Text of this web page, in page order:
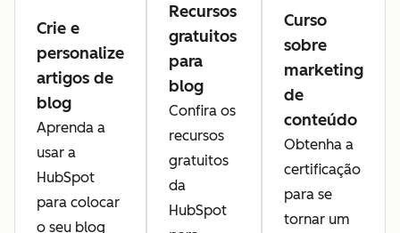
Crie e
personalize
artigos de
blog
Aprenda a
usar a
HubSpot
para colocar
o seu blog
Recursos
gratuitos
para
blog
Confira os
recursos
gratuitos
da
HubSpot
Curso
sobre
marketing
de
conteúdo
Obtenha a
certificação
para se
tornar um